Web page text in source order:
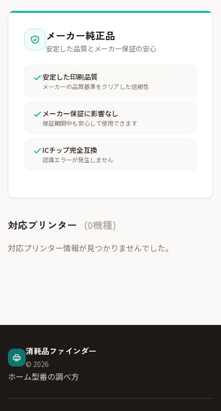
メーカー純正品
安定した品質とメーカー保証の安心
安定した印刷品質
メーカーの品質基準をクリアした信頼性
メーカー保証に影響なし
保証期間中も安心して使用できます
ICチップ完全互換
認識エラーが発生しません
対応プリンター (0機種)
対応プリンター情報が見つかりませんでした。
消耗品ファインダー
© 2026
ホーム型番の調べ方